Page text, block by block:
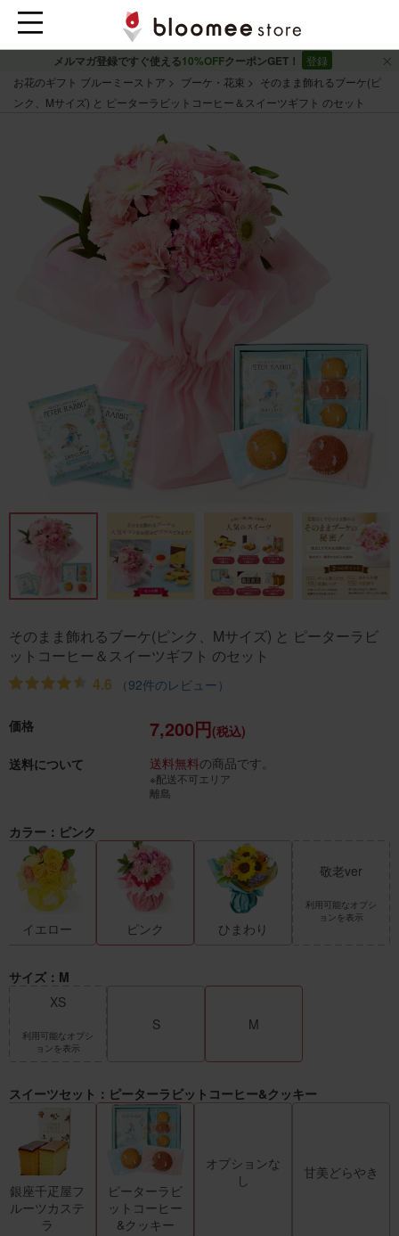
メルマガ登録ですぐ使える10%OFFクーポンGET！
登録
お花のギフト ブルーミーストア
ブーケ・花束
そのまま飾れるブーケ(ピ
ンク、Mサイズ) と ピーターラビットコーヒー＆スイーツギフト のセット
そのまま飾れるブーケ(ピンク、Mサイズ) と ピーターラビ
ットコーヒー＆スイーツギフト のセット
4.6
（92件のレビュー）
価格 7,200円(税込)
送料について
送料無料の商品です。
※配送不可エリア
離島
カラー：ピンク
イエロー ピンク ひまわり
敬老ver
利用可能なオプシ
ョンを表示
サイズ：M
XS
利用可能なオプシ
ョンを表示
S M
スイーツセット：ピーターラビットコーヒー&クッキー
銀座千疋屋フ
ルーツカステ
ラ
ピーターラビ
ットコーヒー
&クッキー
オプションな
し
甘美どらやき